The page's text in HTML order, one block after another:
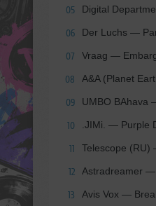
05 Digital
06 Der Luchs —
07 Vraag —
08 A&A (Planet
09 UMBO BAhava
10 .JIMi. — Purple
11 Telescope (RU)
12 Astradreamer —
13 Avis Vox —